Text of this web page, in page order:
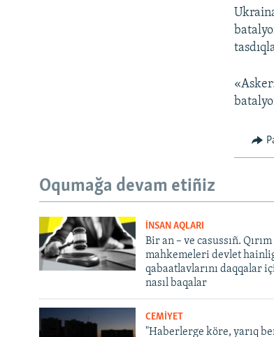
Oqumağa devam etiñiz
İNSAN AQLARI
Bir an – ve casussıñ. Qırım
mahkemeleri devlet
qabaatlavlarını daqqalar
nasıl baqalar
CEMİYET
"Haberlerge köre, yarıq